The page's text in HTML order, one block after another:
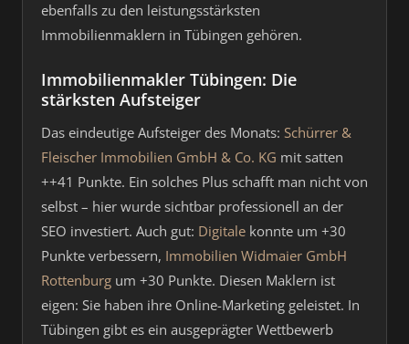
ebenfalls zu den leistungsstärksten
Immobilienmaklern in Tübingen gehören.
Immobilienmakler Tübingen: Die
stärksten Aufsteiger
Das eindeutige Aufsteiger des Monats: Schürrer &
Fleischer Immobilien GmbH & Co. KG mit satten
++41 Punkte. Ein solches Plus schafft man nicht von
selbst – hier wurde sichtbar professionell an der
SEO investiert. Auch gut: Digitale konnte um +30
Punkte verbessern, Immobilien Widmaier GmbH
Rottenburg um +30 Punkte. Diesen Maklern ist
eigen: Sie haben ihre Online-Marketing geleistet. In
Tübingen gibt es ein ausgeprägter Wettbewerb